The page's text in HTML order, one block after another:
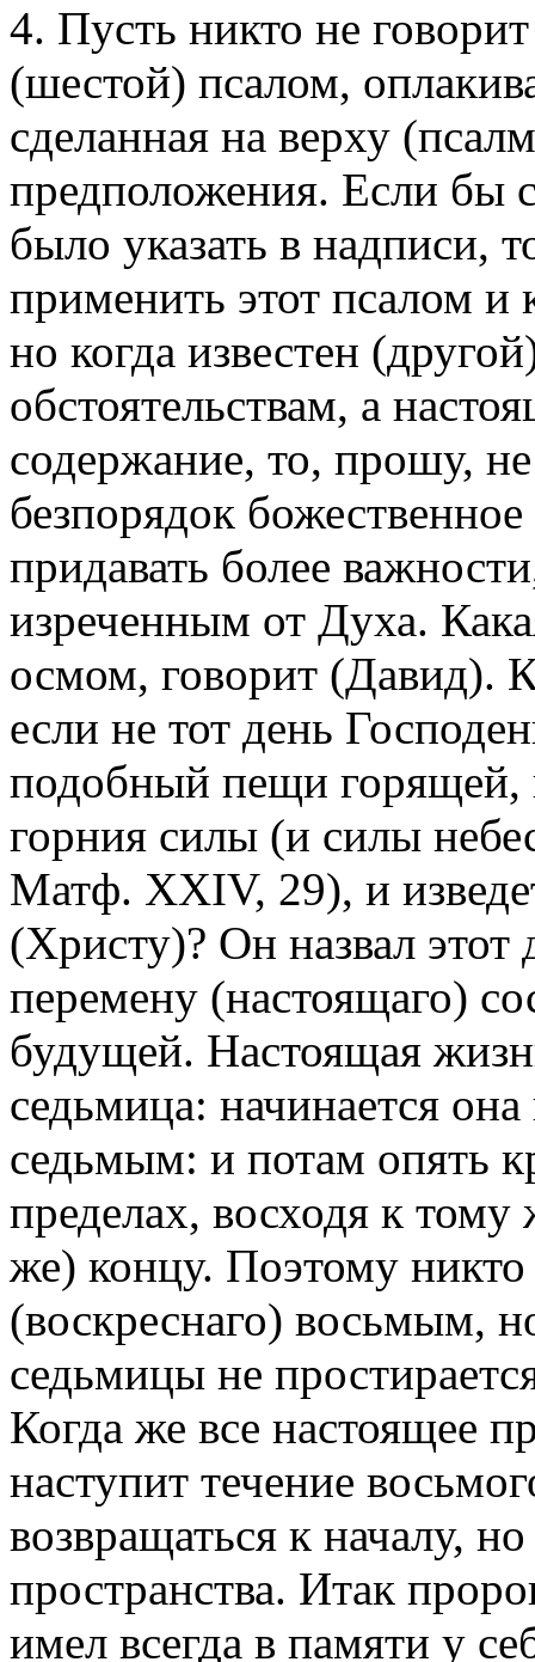
4. Пусть никто не
(шестой) псалом,
сделанная на верху
предположения. Если бы
было указать в надписи,
применить этот псалом и
но когда известен
обстоятельствам, а
содержание, то, прошу,
безпорядок
придавать более
изреченным от Духа.
осмом, говорит (Давид).
если не тот день
подобный пещи горящей,
горния силы (и силы
Матф. XXIV, 29), и
(Христу)? Он назвал
перемену (настоящаго)
будущей. Настоящая
седьмица: начинается
седьмым: и потам опять
пределах, восходя к
же) концу. Поэтому
(воскреснаго) восьмым,
седьмицы не
Когда же все настоящее
наступит течение
возвращаться к началу,
пространства. Итак
имел всегда в памяти у